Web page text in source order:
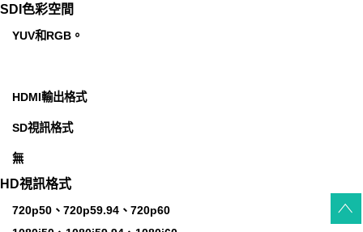
SDI色彩空間
YUV和RGB。
HDMI輸出格式
SD視訊格式
無
HD視訊格式
720p50、720p59.94、720p60